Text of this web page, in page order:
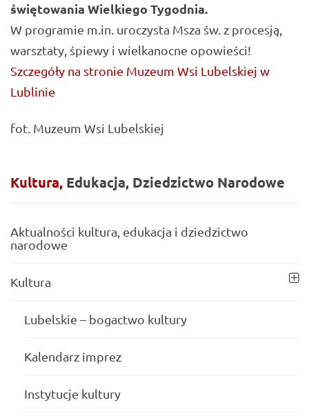
świętowania Wielkiego Tygodnia.
W programie m.in. uroczysta Msza św. z procesją,
warsztaty, śpiewy i wielkanocne opowieści!
Szczegóły na stronie Muzeum Wsi Lubelskiej w
Lublinie
fot. Muzeum Wsi Lubelskiej
Kultura, Edukacja, Dziedzictwo Narodowe
Aktualności kultura, edukacja i dziedzictwo
narodowe
Kultura
Lubelskie – bogactwo kultury
Kalendarz imprez
Instytucje kultury